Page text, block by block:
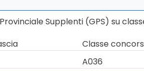
Supplenti (GPS) su
Classe
A036